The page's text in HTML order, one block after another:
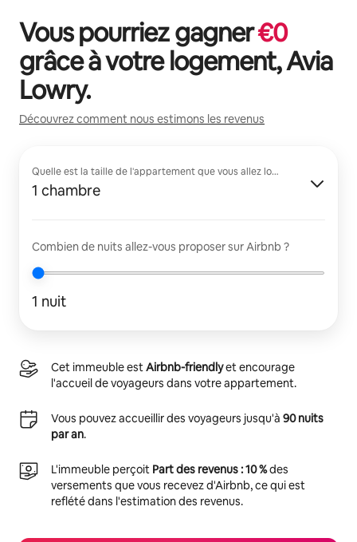
Vous pourriez gagner€0
grâce à votre logement,Avia
Lowry.
Découvrez comment nous estimons les revenus
Quelle est la taille de l'appartement que vous allez louer ?
1 chambre
Combien de nuits allez-vous proposer sur Airbnb ?
1 nuit
Cet immeuble estAirbnb-friendlyet encourage
l'accueil de voyageurs dans votre appartement.
Vous pouvez accueillir des voyageurs jusqu'à 90 nuits
par an.
L'immeuble perçoit Part des revenus : 10 %des
versements que vous recevez d'Airbnb, ce qui est
reflété dans l'estimation des revenus.